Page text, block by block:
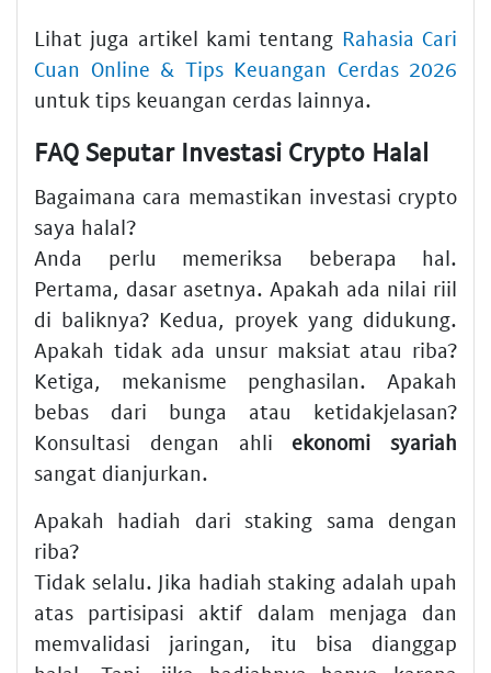
Lihat juga artikel kami tentang Rahasia Cari
Cuan Online & Tips Keuangan Cerdas 2026
untuk tips keuangan cerdas lainnya.
FAQ Seputar Investasi Crypto Halal
Bagaimana cara memastikan investasi crypto
saya halal?
Anda perlu memeriksa beberapa hal.
Pertama, dasar asetnya. Apakah ada nilai riil
di baliknya? Kedua, proyek yang didukung.
Apakah tidak ada unsur maksiat atau riba?
Ketiga, mekanisme penghasilan. Apakah
bebas dari bunga atau ketidakjelasan?
Konsultasi dengan ahli ekonomi syariah
sangat dianjurkan.
Apakah hadiah dari staking sama dengan
riba?
Tidak selalu. Jika hadiah staking adalah upah
atas partisipasi aktif dalam menjaga dan
memvalidasi jaringan, itu bisa dianggap